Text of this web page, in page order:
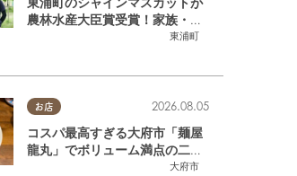
東浦町
農林水産大臣賞受賞！家族・仲
間と歩んだ「水野農園」ブドウ
お店
大府市
2026.08.05
コスパ最高すぎる大府市「麺屋
龍丸」でボリューム満点の二郎
系ラーメンを堪能してきた